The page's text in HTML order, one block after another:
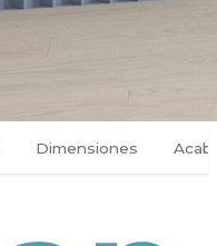
Dimensiones